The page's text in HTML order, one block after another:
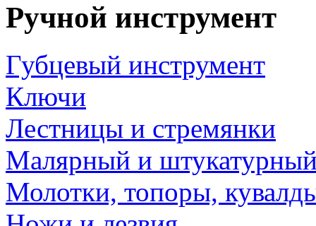
Ручной инструмент
Губцевый инструмент
Ключи
Лестницы и стремянки
Малярный и
Молотки, топоры,